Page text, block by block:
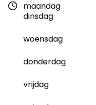
maandag
dinsdag
woensdag
donderdag
vrijdag